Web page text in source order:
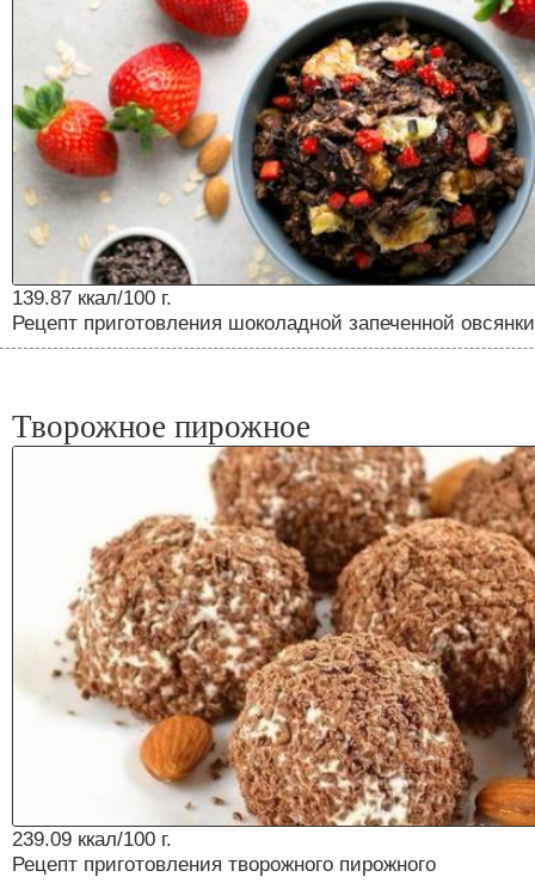
139.87 ккал/100 г.
Рецепт приготовления шоколадной запеченной овсянки
Творожное пирожное
239.09 ккал/100 г.
Рецепт приготовления творожного пирожного